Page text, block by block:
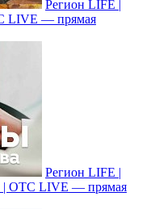
Регион LIFE |
LIVE — прямая
Регион LIFE |
| ОТС LIVE — прямая